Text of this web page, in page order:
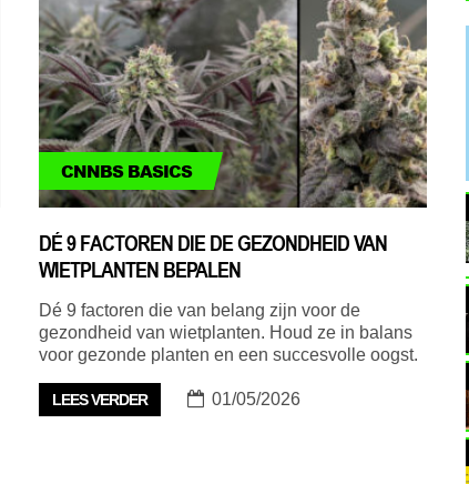
CNNBS BASICS
DÉ 9 FACTOREN DIE DE GEZONDHEID VAN
WIETPLANTEN BEPALEN
Dé 9 factoren die van belang zijn voor de
gezondheid van wietplanten. Houd ze in balans
voor gezonde planten en een succesvolle oogst.
LEES VERDER 01/05/2026